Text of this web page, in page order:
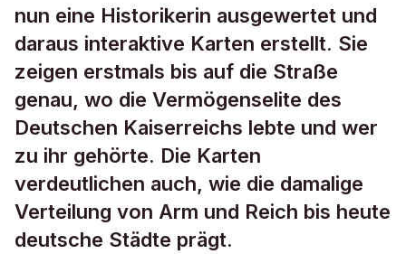
nun eine Historikerin ausgewertet und
daraus interaktive Karten erstellt. Sie
zeigen erstmals bis auf die Straße
genau, wo die Vermögenselite des
Deutschen Kaiserreichs lebte und wer
zu ihr gehörte. Die Karten
verdeutlichen auch, wie die damalige
Verteilung von Arm und Reich bis heute
deutsche Städte prägt.